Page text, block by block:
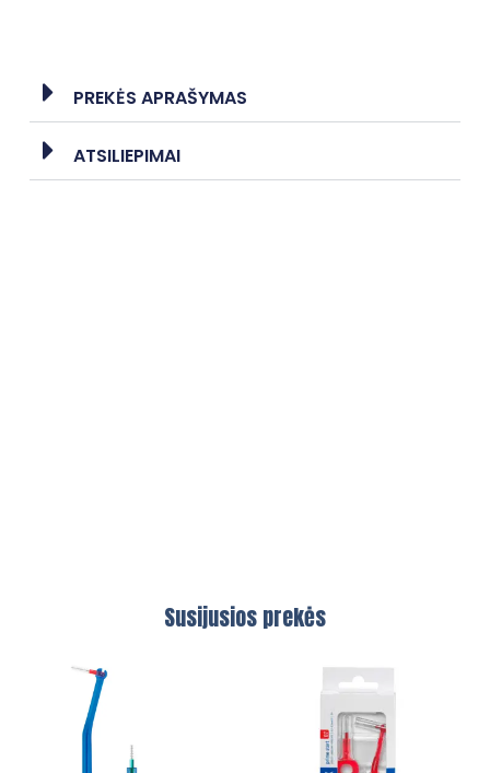
PREKĖS APRAŠYMAS
ATSILIEPIMAI
Susijusios prekės